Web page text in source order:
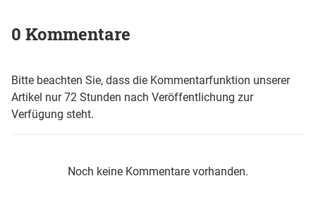
0 Kommentare
Bitte beachten Sie, dass die Kommentarfunktion unserer
Artikel nur 72 Stunden nach Veröffentlichung zur
Verfügung steht.
Noch keine Kommentare vorhanden.